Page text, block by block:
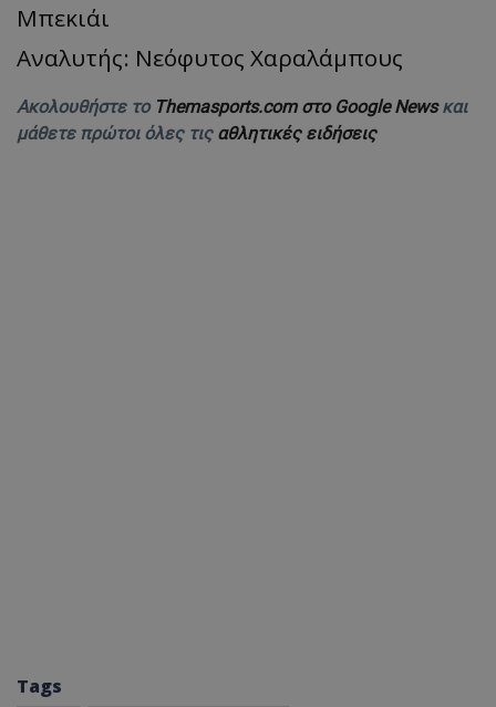
Μπεκιάι
Aναλυτής: Νεόφυτος Χαραλάμπους
Ακολουθήστε το Themasports.com στο Google Newsκαι
μάθετε πρώτοι όλες τις αθλητικές ειδήσεις
Tags